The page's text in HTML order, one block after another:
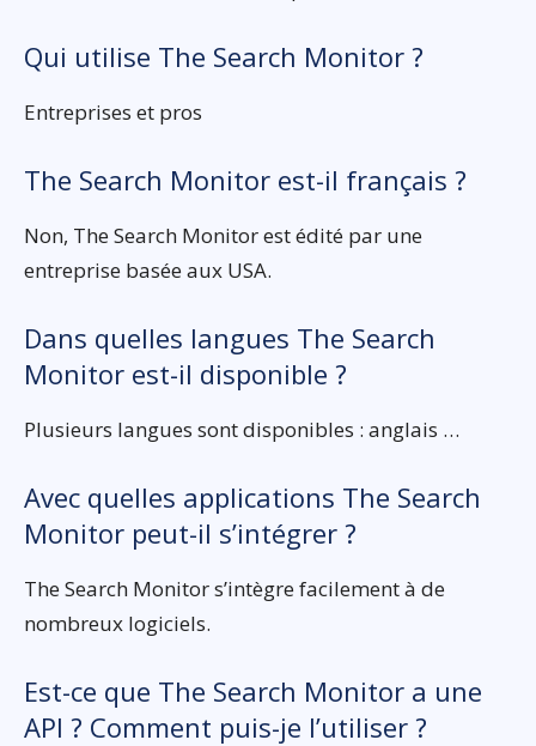
Qui utilise The Search Monitor ?
Entreprises et pros
The Search Monitor est-il français ?
Non, The Search Monitor est édité par une
entreprise basée aux USA.
Dans quelles langues The Search
Monitor est-il disponible ?
Plusieurs langues sont disponibles : anglais …
Avec quelles applications The Search
Monitor peut-il s’intégrer ?
The Search Monitor s’intègre facilement à de
nombreux logiciels.
Est-ce que The Search Monitor a une
API ? Comment puis-je l’utiliser ?